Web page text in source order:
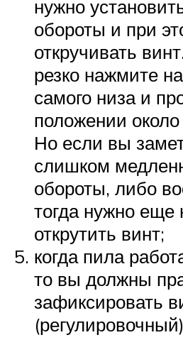
нужно
обороты и при
откручивать
резко нажмите
самого низа и
положении около
Но если вы
слишком
обороты, либо
тогда нужно еще
открутить винт;
когда пила
то вы должны
зафиксировать